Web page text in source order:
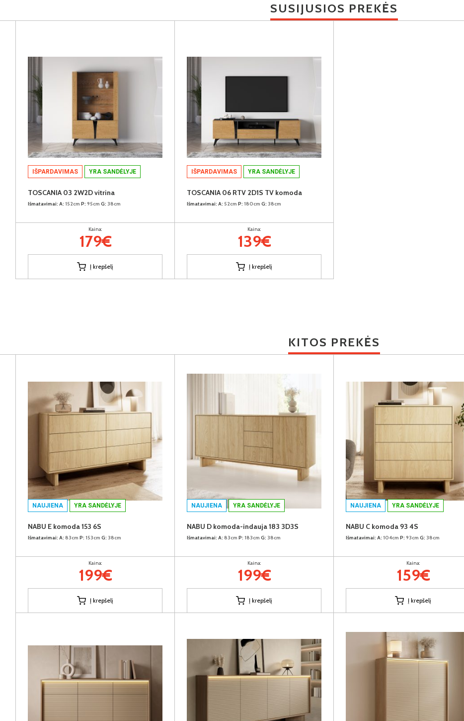
SUSIJUSIOS PREKĖS
IŠPARDAVIMAS YRA SANDĖLYJE
TOSCANIA 03 2W2D vitrina
Išmatavimai: A: 152cm P: 95cm G: 38cm
Kaina:
179€
Į krepšelį
IŠPARDAVIMAS YRA SANDĖLYJE
TOSCANIA 06 RTV 2D1S TV komoda
Išmatavimai: A: 52cm P: 180cm G: 38cm
Kaina:
139€
Į krepšelį
KITOS PREKĖS
NAUJIENA YRA SANDĖLYJE
NABU E komoda 153 6S
Išmatavimai: A: 83cm P: 153cm G: 38cm
Kaina:
199€
Į krepšelį
NAUJIENA YRA SANDĖLYJE
NABU D komoda-indauja 183 3D3S
Išmatavimai: A: 83cm P: 183cm G: 38cm
Kaina:
199€
Į krepšelį
NAUJIENA YRA SANDĖLYJE
NABU C komoda 93 4S
Išmatavimai: A: 104cm P: 93cm G: 38cm
Kaina:
159€
Į krepšelį